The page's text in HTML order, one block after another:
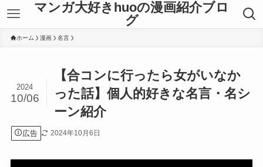
マンガ大好きhuoの漫画紹介ブロ
グ
ホーム 漫画 名言
【合コンに行ったら女がいなか
った話】個人的好きな名言・名シ
ーン紹介
2024
10/06
広告 2024年10月6日